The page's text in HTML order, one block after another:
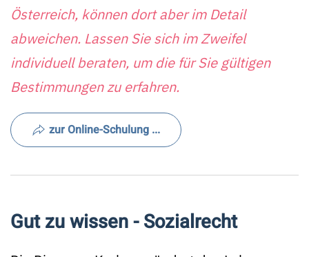
Österreich, können dort aber im Detail
abweichen. Lassen Sie sich im Zweifel
individuell beraten, um die für Sie gültigen
Bestimmungen zu erfahren.
zur Online-Schulung ...
Gut zu wissen - Sozialrecht